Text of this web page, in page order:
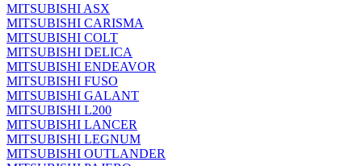
MITSUBISHI ASX
MITSUBISHI CARISMA
MITSUBISHI COLT
MITSUBISHI DELICA
MITSUBISHI ENDEAVOR
MITSUBISHI FUSO
MITSUBISHI GALANT
MITSUBISHI L200
MITSUBISHI LANCER
MITSUBISHI LEGNUM
MITSUBISHI OUTLANDER